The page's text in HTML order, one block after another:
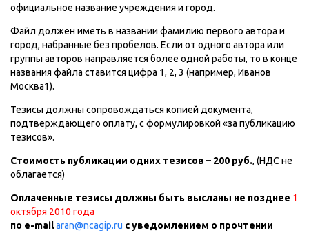
официальное название учреждения и город.
Файл должен иметь в названии фамилию первого автора и
город, набранные без пробелов. Если от одного автора или
группы авторов направляется более одной работы, то в конце
названия файла ставится цифра 1, 2, 3 (например, Иванов
Москва1).
Тезисы должны сопровождаться копией документа,
подтверждающего оплату, с формулировкой «за публикацию
тезисов».
Стоимость публикации одних тезисов – 200 руб., (НДС не
облагается)
Оплаченные тезисы должны быть высланы не позднее 1
октября 2010 года
по е-mailaran@ncagip.ru с уведомлением о прочтении